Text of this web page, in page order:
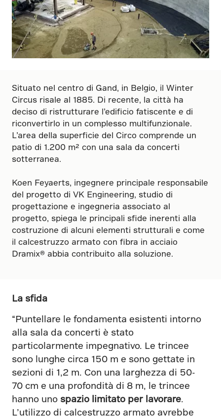
Situato nel centro di Gand, in Belgio, il Winter
Circus risale al 1885. Di recente, la città ha
deciso di ristrutturare l’edificio fatiscente e di
riconvertirlo in un complesso multifunzionale.
L’area della superficie del Circo comprende un
patio di 1.200 m² con una sala da concerti
sotterranea.
Koen Feyaerts, ingegnere principale responsabile
del progetto di VK Engineering, studio di
progettazione e ingegneria associato al
progetto, spiega le principali sfide inerenti alla
costruzione di alcuni elementi strutturali e come
il calcestruzzo armato con fibra in acciaio
Dramix® abbia contribuito alla soluzione.
La sfida
“Puntellare le fondamenta esistenti intorno
alla sala da concerti è stato
particolarmente impegnativo. Le trincee
sono lunghe circa 150 m e sono gettate in
sezioni di 1,2 m. Con una larghezza di 50-
70 cm e una profondità di 8 m, le trincee
hanno uno spazio limitato per lavorare
L’utilizzo di calcestruzzo armato avrebbe